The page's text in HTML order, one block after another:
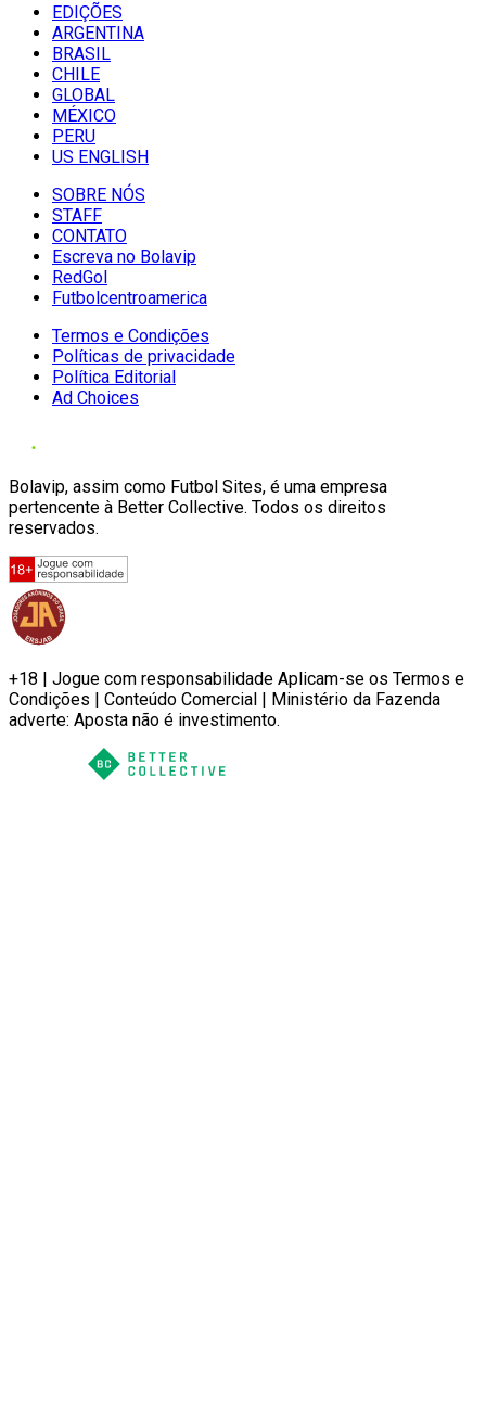
EDIÇÕES
ARGENTINA
BRASIL
CHILE
GLOBAL
MÉXICO
PERU
US ENGLISH
SOBRE NÓS
STAFF
CONTATO
Escreva no Bolavip
RedGol
Futbolcentroamerica
Termos e Condições
Políticas de privacidade
Política Editorial
Ad Choices
Bolavip, assim como Futbol Sites, é uma empresa
pertencente à Better Collective. Todos os direitos
reservados.
+18 | Jogue com responsabilidade Aplicam-se os Termos e
Condições | Conteúdo Comercial | Ministério da Fazenda
adverte: Aposta não é investimento.